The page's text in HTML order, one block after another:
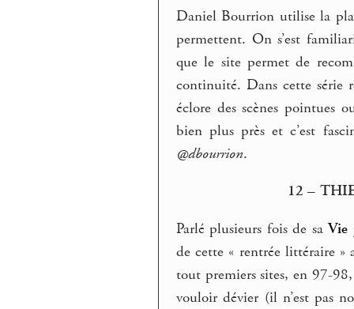
Daniel Bourrion utilise la
permettent. On s’est
que le site permet de
continuité. Dans cette série
éclore des scènes pointues
bien plus près et c’est
@dbourrion.
12 –
Parlé plusieurs fois de saVie
de cette « rentrée littéraire »
tout premiers sites, en 97-98,
vouloir dévier (il n’est pas